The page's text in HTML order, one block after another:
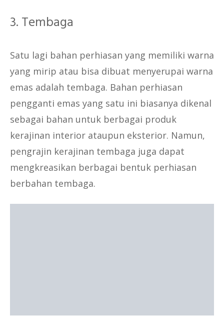
3. Tembaga
Satu lagi bahan perhiasan yang memiliki warna
yang mirip atau bisa dibuat menyerupai warna
emas adalah tembaga. Bahan perhiasan
pengganti emas yang satu ini biasanya dikenal
sebagai bahan untuk berbagai produk
kerajinan interior ataupun eksterior. Namun,
pengrajin kerajinan tembaga juga dapat
mengkreasikan berbagai bentuk perhiasan
berbahan tembaga.